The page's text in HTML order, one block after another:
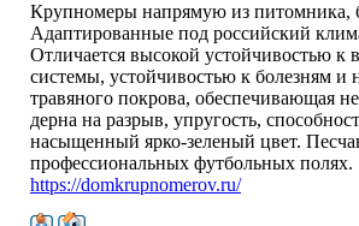
Крупномеры напрямую из питомника,
Адаптированные под российский
Отличается высокой устойчивостью
системы, устойчивостью к болезням и
травяного покрова, обеспечивающая
дерна на разрыв, упругость,
насыщенный ярко-зеленый цвет.
профессиональных футбольных полях.
https://domkrupnomerov.ru/